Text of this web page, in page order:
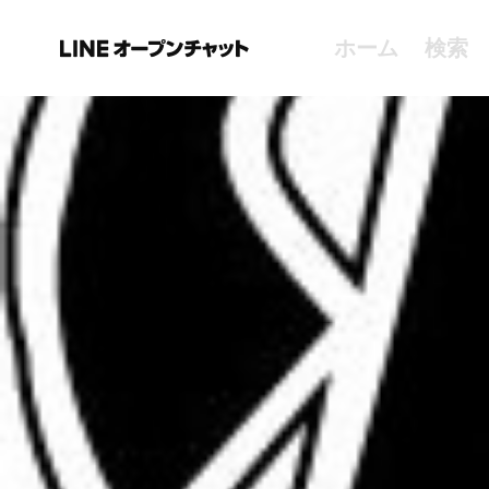
ホーム 検索